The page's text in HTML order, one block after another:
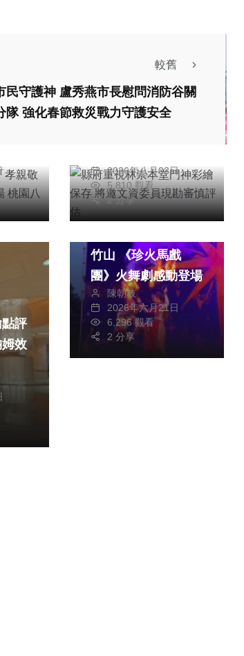
較舊
民守護神 盧秀燕市長慰問消防谷關
隊 強化春節救災戰力守護安全
縣府重視林崇本堂門
神彩繪保存 將邀文
2026年八月03日
5,810 觀看
2 分享
評
效
竹山 《珍火馬戲
團》火舞劇感動登場
陳朝枝
2026年六月21日
6,296 觀看
2 分享